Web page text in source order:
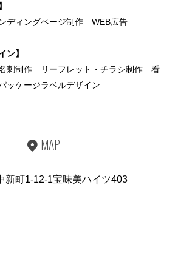
ディングページ制作 WEB広告
ン】
刺制作 リーフレット・チラシ制作 看
ケージラベルデザイン
MAP
新町1-12-1宝味美ハイツ403